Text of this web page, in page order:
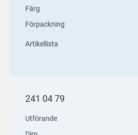
Färg
Förpackning
Artikellista
241 04 79
Utförande